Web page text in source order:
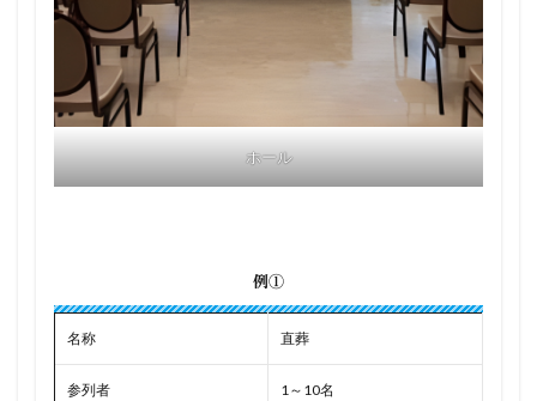
ホール
例①
名称 直葬
参列者 1～10名